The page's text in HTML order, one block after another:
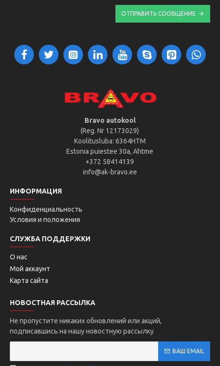
ОТПРАВИТЬ СООБЩЕНИЕ
Bravo autokool
(Reg. Nr 12173029)
Koolitusluba: 6364HTM
Estonia puiestee 30a, Ahtme
+372 58414139
info@ak-bravo.ee
ИНФОРМАЦИЯ
Конфиденциальность
Условия и положения
СЛУЖБА ПОДДЕРЖКИ
О нас
Мой аккаунт
Карта сайта
НОВОСТНАЯ РАССЫЛКА
Не пропустите никаких обновлений или акций,
подписавшись на нашу новостную рассылку
ВАШ EMAIL